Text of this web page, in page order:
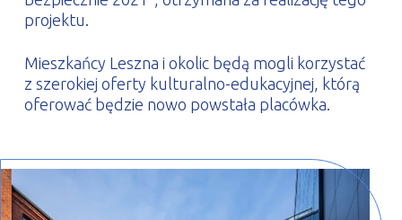
projektu.
Mieszkańcy Leszna i okolic będą mogli korzystać
z szerokiej oferty kulturalno-edukacyjnej, którą
oferować będzie nowo powstała placówka.